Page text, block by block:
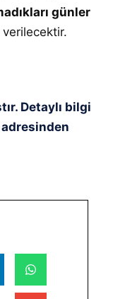
günler
.
Detaylı bilgi
adresinden